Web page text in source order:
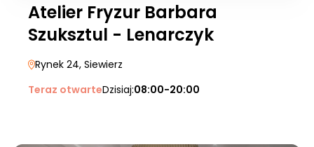
Atelier Fryzur Barbara
Szuksztul - Lenarczyk
Rynek 24, Siewierz
Teraz otwarteDzisiaj:08:00-20:00